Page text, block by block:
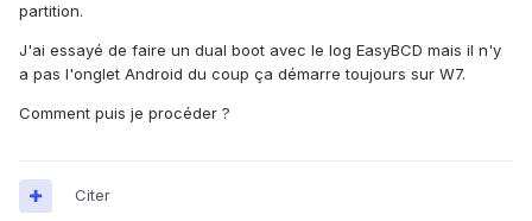
partition.
J'ai essayé de faire un dual boot avec le log EasyBCD mais il n'y
a pas l'onglet Android du coup ça démarre toujours sur W7.
Comment puis je procéder ?
Citer